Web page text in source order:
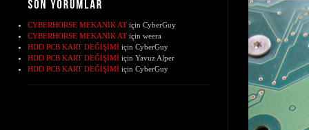
CYBERHORSE MEKANİK AT için CyberGuy
CYBERHORSE MEKANİK AT için weera
HDD PCB KART DEĞİŞİMİ için CyberGuy
HDD PCB KART DEĞİŞİMİ için Yavuz Alper
HDD PCB KART DEĞİŞİMİ için CyberGuy